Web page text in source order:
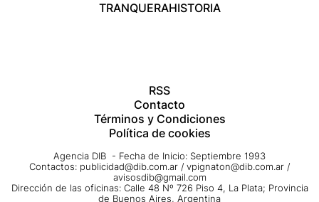
TRANQUERAHISTORIA
RSS
Contacto
Términos y Condiciones
Política de cookies
Agencia DIB - Fecha de Inicio: Septiembre 1993
Contactos: publicidad@dib.com.ar / vpignaton@dib.com.ar /
avisosdib@gmail.com
Dirección de las oficinas: Calle 48 Nº 726 Piso 4, La Plata; Provincia
de Buenos Aires, Argentina